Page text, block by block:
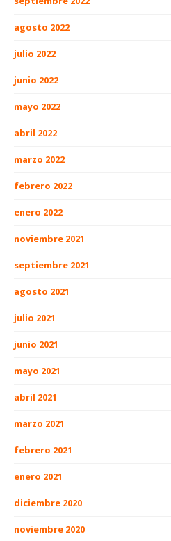
agosto 2022
julio 2022
junio 2022
mayo 2022
abril 2022
marzo 2022
febrero 2022
enero 2022
noviembre 2021
septiembre 2021
agosto 2021
julio 2021
junio 2021
mayo 2021
abril 2021
marzo 2021
febrero 2021
enero 2021
diciembre 2020
noviembre 2020